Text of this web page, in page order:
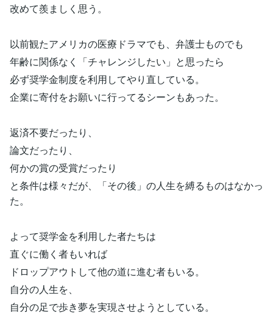
改めて羨ましく思う。
以前観たアメリカの医療ドラマでも、弁護士ものでも
年齢に関係なく「チャレンジしたい」と思ったら
必ず奨学金制度を利用してやり直している。
企業に寄付をお願いに行ってるシーンもあった。
返済不要だったり、
論文だったり、
何かの賞の受賞だったり
と条件は様々だが、「その後」の人生を縛るものはなかっ
た。
よって奨学金を利用した者たちは
直ぐに働く者もいれば
ドロップアウトして他の道に進む者もいる。
自分の人生を、
自分の足で歩き夢を実現させようとしている。